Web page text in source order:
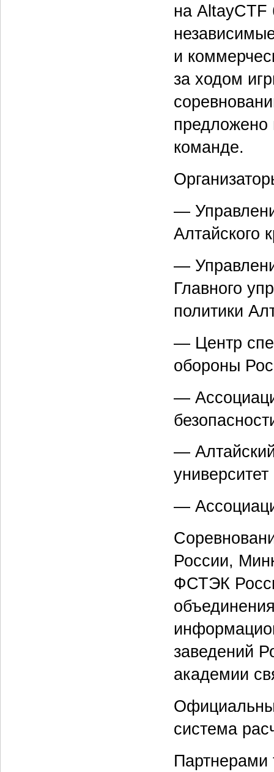
на AltayCTF
и
за ходом
предложено
команде.
—
Алтайского
—
Главного
политики
— Центр
обороны
—
—
—
России,
ФСТЭК
заведений
академии
система
Партнерами